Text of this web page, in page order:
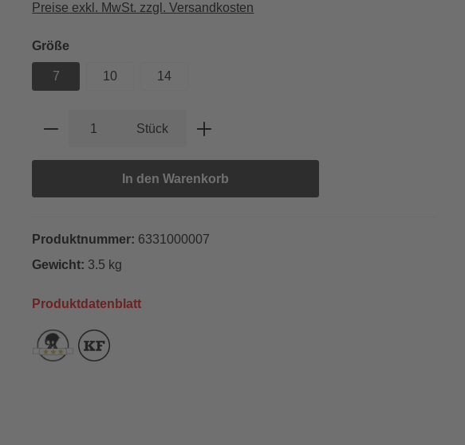
Preise exkl. MwSt. zzgl. Versandkosten
Größe
7 10 14
Produkt Anzahl: Gib den gewünschten Wert ein
Stück
In den Warenkorb
Produktnummer: 6331000007
Gewicht: 3.5 kg
Produktdatenblatt